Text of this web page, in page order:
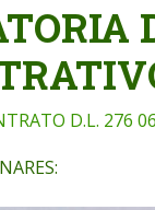
D.L. 276